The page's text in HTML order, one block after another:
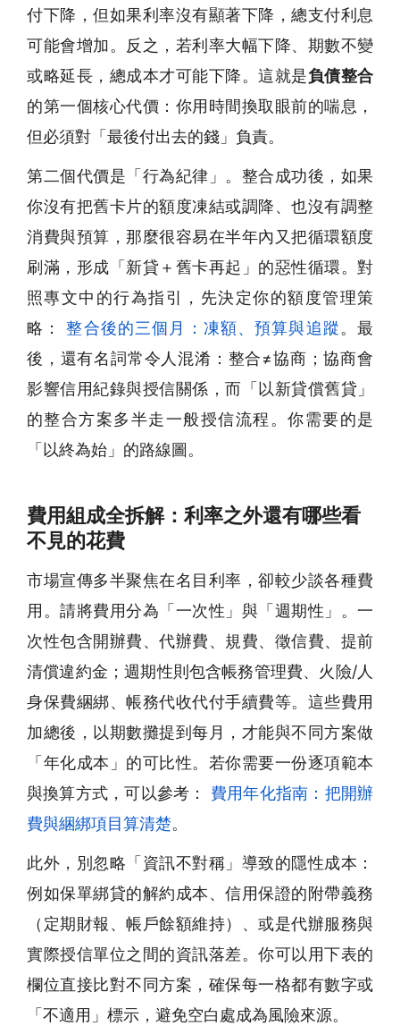
付下降，但如果利率沒有顯著下降，總支付利息
可能會增加。反之，若利率大幅下降、期數不變
或略延長，總成本才可能下降。這就是負債整合
的第一個核心代價：你用時間換取眼前的喘息，
但必須對「最後付出去的錢」負責。
第二個代價是「行為紀律」。整合成功後，如果
你沒有把舊卡片的額度凍結或調降、也沒有調整
消費與預算，那麼很容易在半年內又把循環額度
刷滿，形成「新貸＋舊卡再起」的惡性循環。對
照專文中的行為指引，先決定你的額度管理策
略：
整合後的三個月：凍額、預算與追蹤。最
後，還有名詞常令人混淆：整合≠協商；協商會
影響信用紀錄與授信關係，而「以新貸償舊貸」
的整合方案多半走一般授信流程。你需要的是
「以終為始」的路線圖。
費用組成全拆解：利率之外還有哪些看
不見的花費
市場宣傳多半聚焦在名目利率，卻較少談各種費
用。請將費用分為「一次性」與「週期性」。一
次性包含開辦費、代辦費、規費、徵信費、提前
清償違約金；週期性則包含帳務管理費、火險/人
身保費綑綁、帳務代收代付手續費等。這些費用
加總後，以期數攤提到每月，才能與不同方案做
「年化成本」的可比性。若你需要一份逐項範本
與換算方式，可以參考：
費用年化指南：把開辦
費與綑綁項目算清楚。
此外，別忽略「資訊不對稱」導致的隱性成本：
例如保單綁貸的解約成本、信用保證的附帶義務
（定期財報、帳戶餘額維持）、或是代辦服務與
實際授信單位之間的資訊落差。你可以用下表的
欄位直接比對不同方案，確保每一格都有數字或
「不適用」標示，避免空白處成為風險來源。